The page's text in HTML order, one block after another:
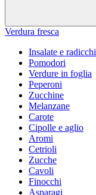
Verdura fresca
Insalate e radicchi
Pomodori
Verdure in foglia
Peperoni
Zucchine
Melanzane
Carote
Cipolle e aglio
Aromi
Cetrioli
Zucche
Cavoli
Finocchi
Asparagi